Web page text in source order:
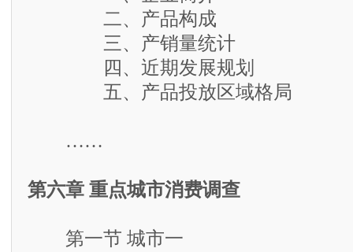
二、产品构成
三、产销量统计
四、近期发展规划
五、产品投放区域格局
……
第六章 重点城市消费调查
第一节 城市一